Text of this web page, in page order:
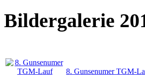
Bildergalerie
8. Gunsenumer TGM-